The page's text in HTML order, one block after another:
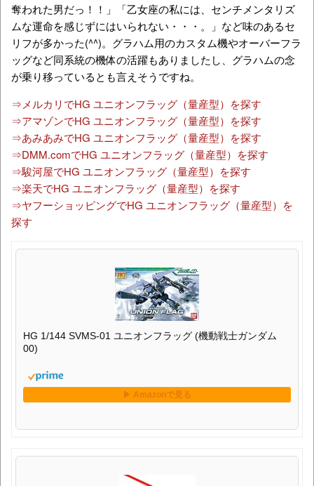
奪われた男だっ！！」「乙女座の私には、センチメンタリズ
ムな運命を感じずにはいられない・・・。」など味のあるセ
リフが多かった(^^)。グラハム用のカスタム機やオーバーフラ
ッグなど同系統の機体の活躍もありましたし、グラハムの念
が乗り移っているとも言えそうですね。
⇒メルカリでHG ユニオンフラッグ（量産型）を探す
⇒アマゾンでHG ユニオンフラッグ（量産型）を探す
⇒あみあみでHG ユニオンフラッグ（量産型）を探す
⇒DMM.comでHG ユニオンフラッグ（量産型）を探す
⇒駿河屋でHG ユニオンフラッグ（量産型）を探す
⇒楽天でHG ユニオンフラッグ（量産型）を探す
⇒ヤフーショッピングでHG ユニオンフラッグ（量産型）を
探す
HG 1/144 SVMS-01 ユニオンフラッグ (機動戦士ガンダム
00)